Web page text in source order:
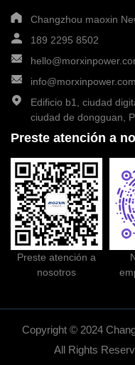
Datos de contacto: 189
Dirección:
Edificio b1,
nancheng, ciudad de
Buzón:
Buzón:
nosotros
Changzhou maoxin
189 2295 8502
info@morxinpower.com
Edificio b1, ciudad
ciudad de dongguan,
Preste atención a
Preste atención a
nosotros
Copyright © 2024
All Rights